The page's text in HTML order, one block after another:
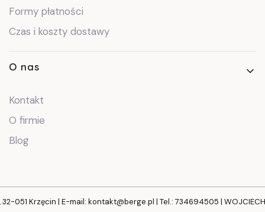
Formy płatności
Czas i koszty dostawy
O nas
Kontakt
O firmie
Blog
051 Krzęcin | E-mail: kontakt@berge.pl | Tel.: 734694505 | WOJCIECH